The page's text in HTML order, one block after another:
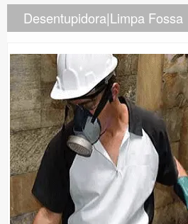
Desentupidora|Limpa Fossa